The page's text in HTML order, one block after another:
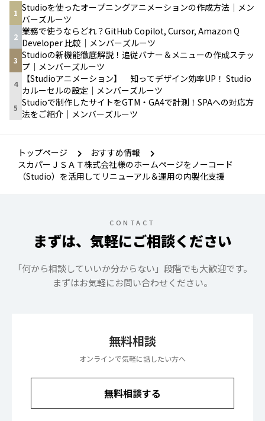
1 Studioを使ったオープニングアニメーションの作成方法｜メン
バーズルーツ
2 業務で使うならどれ？GitHub Copilot, Cursor, Amazon Q
Developer 比較｜メンバーズルーツ
3 Studioの新機能徹底解説！追従バナー＆メニューの作成ステッ
プ｜メンバーズルーツ
4
【Studioアニメーション】 知ってデザイン効率UP！ Studio
カルーセルの設定｜メンバーズルーツ
5 Studioで制作したサイトをGTM・GA4で計測！SPAへの対応方
法をご紹介｜メンバーズルーツ
トップページ
おすすめ情報
スカパーＪＳＡＴ株式会社様のホームページをノーコード
（Studio）を活用してリニューアル＆運用の内製化支援
CONTACT
まずは、気軽にご相談ください
「何から相談していいか分からない」段階でも大歓迎です。
まずはお気軽にお問い合わせください。
無料相談
オンラインで気軽に話したい方へ
無料相談する